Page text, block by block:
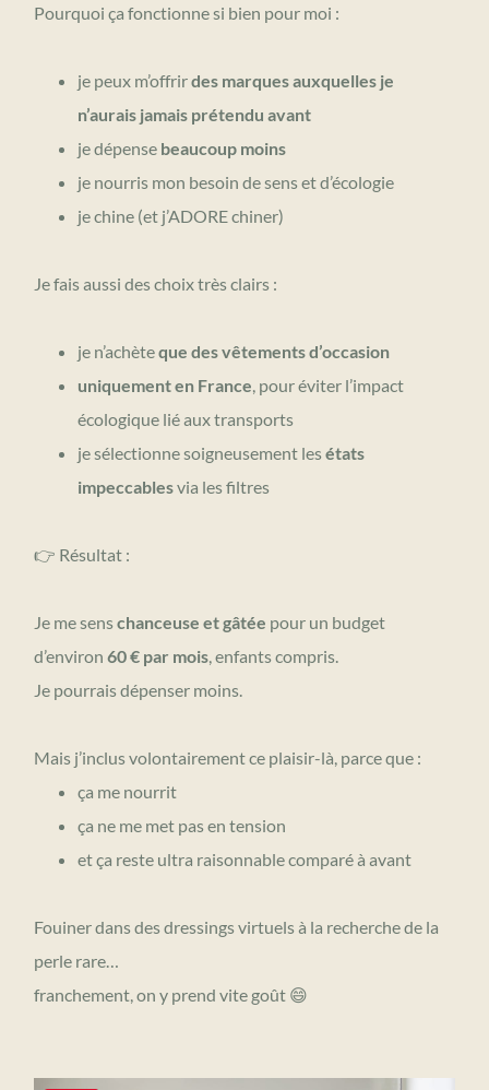
Pourquoi ça fonctionne si bien pour moi :
je peux m’offrirdes marques auxquelles je
n’aurais jamais prétendu avant
je dépense beaucoup moins
je nourris mon besoin de sens et d’écologie
je chine (et j’ADORE chiner)
Je fais aussi des choix très clairs :
je n’achèteque des vêtements d’occasion
uniquement en France , pour éviter l’impact
écologique lié aux transports
je sélectionne soigneusement lesétats
impeccablesvia les filtres
👉 Résultat :
Je me senschanceuse et gâtée pour un budget
d’environ 60 € par mois , enfants compris.
Je pourrais dépenser moins.
Mais j’inclus volontairement ce plaisir-là, parce que :
ça me nourrit
ça ne me met pas en tension
et ça reste ultra raisonnable comparé à avant
Fouiner dans des dressings virtuels à la recherche de la
perle rare…
franchement, on y prend vite goût 😄